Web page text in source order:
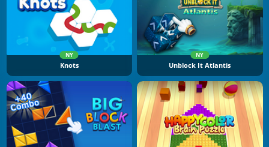
NY
Knots
NY
Unblock It Atlantis